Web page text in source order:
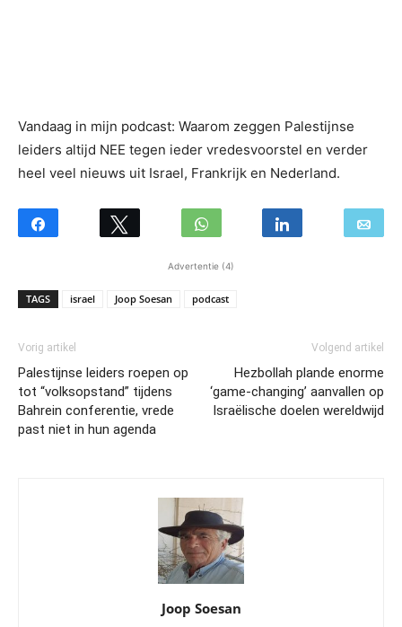
Vandaag in mijn podcast: Waarom zeggen Palestijnse
leiders altijd NEE tegen ieder vredesvoorstel en verder
heel veel nieuws uit Israel, Frankrijk en Nederland.
Advertentie (4)
TAGS israel Joop Soesan podcast
Vorig artikel
Palestijnse leiders roepen op
tot “volksopstand” tijdens
Bahrein conferentie, vrede
past niet in hun agenda
Volgend artikel
Hezbollah plande enorme
‘game-changing’ aanvallen op
Israëlische doelen wereldwijd
Joop Soesan